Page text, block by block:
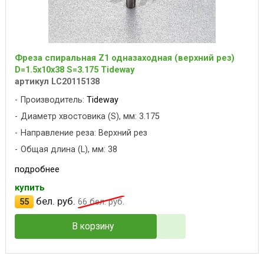
Фреза спиральная Z1 одназаходная (верхний рез)
D=1.5x10x38 S=3.175 Tideway
артикул LC20115138
Производитель: Tideway
Диаметр хвостовика (S), мм: 3.175
Направление реза: Верхний рез
Общая длина (L), мм: 38
подробнее
купить
55
бел. руб. 66бел. руб.
В корзину